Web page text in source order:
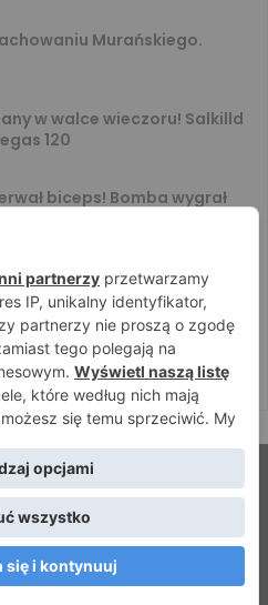
Murańskiego.
w walce wieczoru! Salkilld
120
biceps! Bomba wygrał
bez szans. Arab zdominował
przez 6. rywali. Gypsy
prawa zastrzeżone |
Kontakt
YouTube
RSS